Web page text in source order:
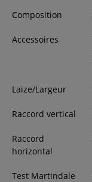
Composition
Accessoires
Laize/Largeur
Raccord vertical
Raccord
horizontal
Test Martindale